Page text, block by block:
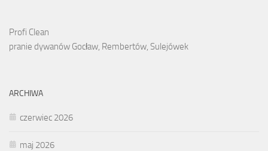
Profi Clean
pranie dywanów Gocław, Rembertów, Sulejówek
ARCHIWA
czerwiec 2026
maj 2026